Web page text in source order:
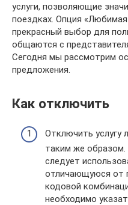
услуги, позволяющие
поездках. Опция
прекрасный выбор для
общаются с
Сегодня мы рассмотрим
предложения.
Как отключить
Отключить услугу
таким же образом.
следует
отличающуюся от
кодовой
необходимо